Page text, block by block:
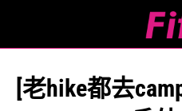
[老hike都去